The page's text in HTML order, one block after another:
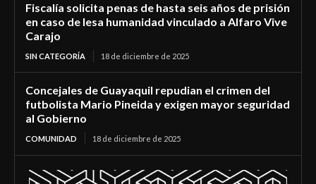
Fiscalía solicita penas de hasta seis años de prisión
en caso de lesa humanidad vinculado a Alfaro Vive
Carajo
SIN CATEGORÍA 18 de diciembre de 2025
Concejales de Guayaquil repudian el crimen del
futbolista Mario Pineida y exigen mayor seguridad
al Gobierno
COMUNIDAD 18 de diciembre de 2025